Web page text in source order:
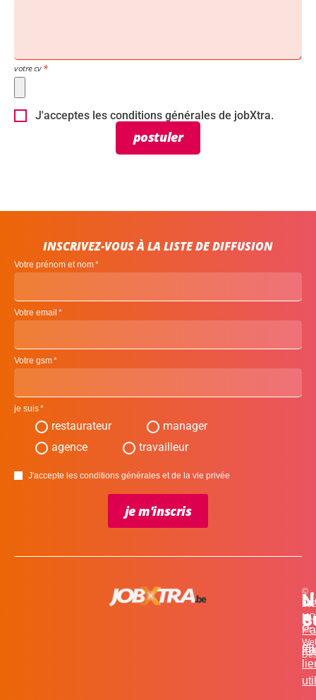
votre cv
J'acceptes les conditions générales de jobXtra.
postuler
et
©
for
INSCRIVEZ-VOUS À LA LISTE DE DIFFUSION
Votre prénom et nom
Votre email
Votre gsm
je suis
restaurateur
manager
agence
travailleur
J'accepte les conditions générales et de la vie privée
je m'inscris